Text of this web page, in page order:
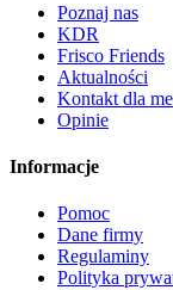
Poznaj nas
KDR
Frisco Friends
Aktualności
Kontakt dla
Opinie
Informacje
Pomoc
Dane firmy
Regulaminy
Polityka